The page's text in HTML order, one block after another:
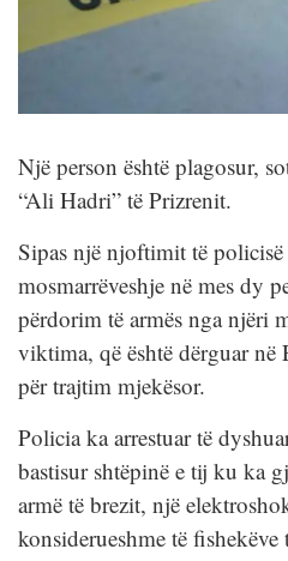
Një person është plagosur,
“Ali Hadri” të Prizrenit.
Sipas një njoftimit të
mosmarrëveshje në mes dy
përdorim të armës nga njëri
viktima, që është dërguar në
për trajtim mjekësor.
Policia ka arrestuar të
bastisur shtëpinë e tij ku ka
armë të brezit, një
konsiderueshme të